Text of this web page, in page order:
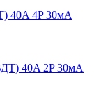
40A 4P 30мА